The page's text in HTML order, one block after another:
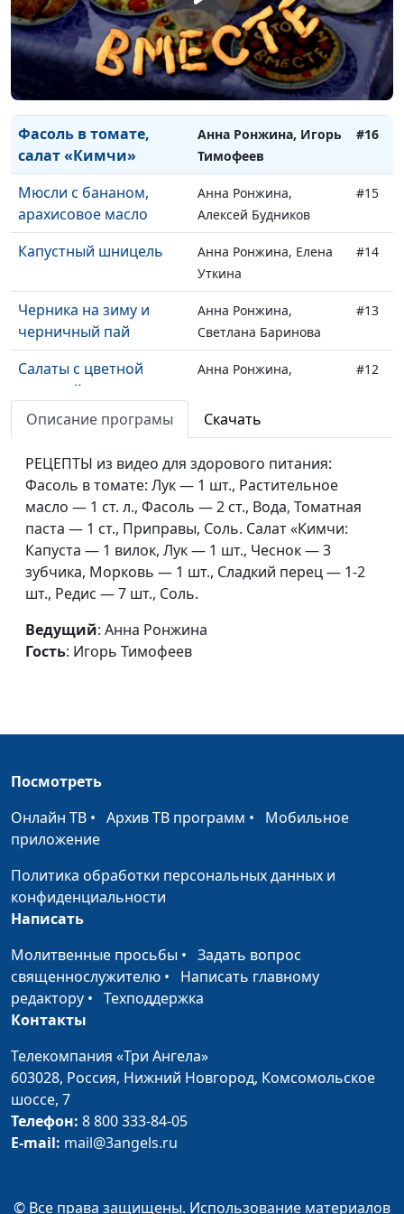
картошкой
Надежда
Мартыканова
Простой яблочный
пирог
Анна Ронжина, Елена
Варнавская
#17
Фасоль в томате,
салат «Кимчи»
Анна Ронжина, Игорь
Тимофеев
#16
Мюсли с бананом,
арахисовое масло
Анна Ронжина,
Алексей Будников
#15
Капустный шницель
Анна Ронжина, Елена
Уткина
#14
Черника на зиму и
черничный пай
Анна Ронжина,
Светлана Баринова
#13
Салаты с цветной
капустой
Анна Ронжина,
#12
Фаршированные
Анна Ронжина,
Зразы и блины с
чечевицей
Анна Ронжина,
Марина Кочкарева
Суп из красной
чечевицы
Анна Ронжина,
Марина Кочкарева
Сладкий плов
Марина Кочкарева
Домашние мюсли
Салат с баклажанами
Крисп вишневый
Плов с картошкой
Анна Ронжина,
Марина Кочкарева
Аджаб-сандал
Анна Ронжина,
Описание програмы Скачать
РЕЦЕПТЫ из видео для здорового питания:
Фасоль в томате: Лук — 1 шт., Растительное
масло — 1 ст. л., Фасоль — 2 ст., Вода, Томатная
паста — 1 ст., Приправы, Соль. Салат «Кимчи:
Капуста — 1 вилок, Лук — 1 шт., Чеснок — 3
зубчика, Морковь — 1 шт., Сладкий перец — 1-2
шт., Редис — 7 шт., Соль.
Ведущий: Анна Ронжина
Гость: Игорь Тимофеев
Посмотреть
Онлайн ТВ • Архив ТВ программ • Мобильное
приложение
Политика обработки персональных данных и
конфиденциальности
Написать
Молитвенные просьбы • Задать вопрос
священнослужителю • Написать главному
редактору • Техподдержка
Контакты
Телекомпания «Три Ангела»
603028, Россия, Нижний Новгород, Комсомольское
шоссе, 7
Телефон: 8 800 333-84-05
E-mail: mail@3angels.ru
© Все права защищены. Использование материалов